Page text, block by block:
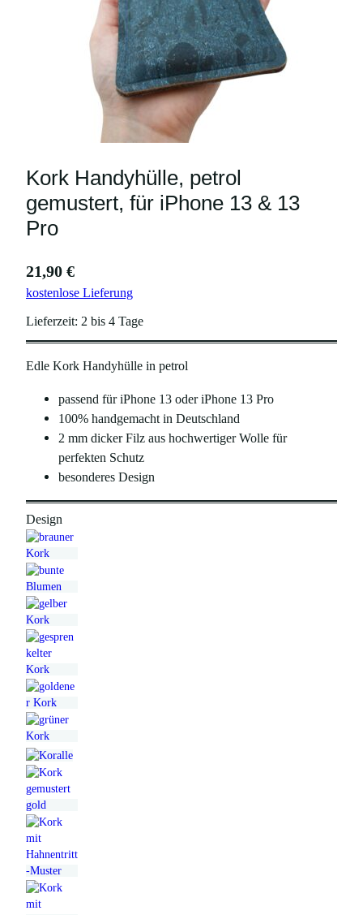
Kork Handyhülle, petrol
gemustert, für iPhone 13 & 13
Pro
21,90 €
kostenlose Lieferung
Lieferzeit: 2 bis 4 Tage
Edle Kork Handyhülle in petrol
passend für iPhone 13 oder iPhone 13 Pro
100% handgemacht in Deutschland
2 mm dicker Filz aus hochwertiger Wolle für
perfekten Schutz
besonderes Design
Design